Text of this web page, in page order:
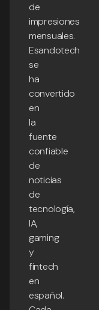
de
impresiones
mensuales.
Esandotech
se
ha
convertido
en
la
fuente
confiable
de
noticias
de
tecnología,
IA,
gaming
y
fintech
en
español.